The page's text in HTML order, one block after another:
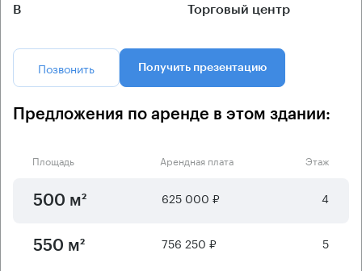
B Торговый центр
Позвонить Получить презентацию
Предложения по аренде в этом здании:
Площадь Арендная плата Этаж
500 м² 625 000 ₽ 4
550 м² 756 250 ₽ 5